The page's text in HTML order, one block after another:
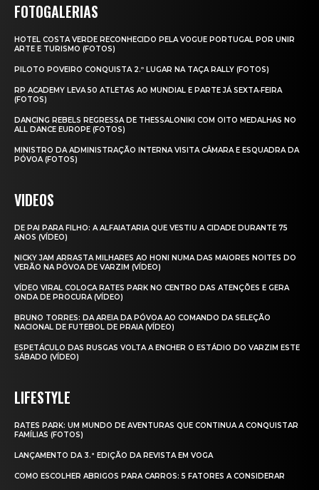
FOTOGALERIAS
HOTEL COSTA VERDE RECONHECIDO PELA VOGUE PORTUGAL POR UNIR
ARTE E TURISMO (FOTOS)
PILOTO POVEIRO CONQUISTA 2.º LUGAR NA TAÇA RALLY (FOTOS)
RP ACADEMY LEVA 50 ATLETAS AO MUNDIAL E PARTE JÁ SEXTA‑FEIRA
(FOTOS)
DANCING REBELS REGRESSA DE THESSALONIKI COM OITO MEDALHAS NO
ALL DANCE EUROPE (FOTOS)
MINISTRO DA ADMINISTRAÇÃO INTERNA VISITA CÂMARA E ESQUADRA DA
PÓVOA (FOTOS)
VIDEOS
DE PAI PARA FILHO: A ALFAIATARIA QUE VESTIU A CIDADE DURANTE 75
ANOS (VÍDEO)
NICKY JAM ARRASTA MILHARES AO HONI NUMA DAS MAIORES NOITES DO
VERÃO NA PÓVOA DE VARZIM (VÍDEO)
VÍDEO VIRAL COLOCA RATES PARK NO CENTRO DAS ATENÇÕES E GERA
ONDA DE PROCURA (VÍDEO)
BRUNO TORRES: DA AREIA DA PÓVOA AO COMANDO DA SELEÇÃO
NACIONAL DE FUTEBOL DE PRAIA (VÍDEO)
ESPETÁCULO DAS RUSGAS VOLTA A ENCHER O ESTÁDIO DO VARZIM ESTE
SÁBADO (VÍDEO)
LIFESTYLE
RATES PARK: UM MUNDO DE AVENTURAS QUE CONTINUA A CONQUISTAR
FAMÍLIAS (FOTOS)
LANÇAMENTO DA 3.ª EDIÇÃO DA REVISTA EM VOGA
COMO ESCOLHER ABRIGOS PARA CARROS: 5 FATORES A CONSIDERAR